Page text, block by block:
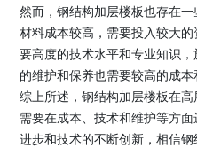
然而，钢结构加层楼板也存在
材料成本较高，需要投入较大
要高度的技术水平和专业知识
的维护和保养也需要较高的成本
综上所述，钢结构加层楼板在
需要在成本、技术和维护等方
进步和技术的不断创新，相信